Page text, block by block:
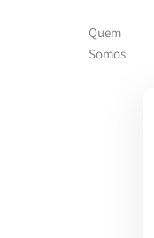
Skip to main content
Quem
Somos